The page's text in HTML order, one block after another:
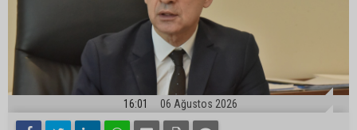
16:01 06 Ağustos 2026